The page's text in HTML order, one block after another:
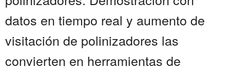
datos en tiempo real y aumento de
visitación de polinizadores las
convierten en herramientas de